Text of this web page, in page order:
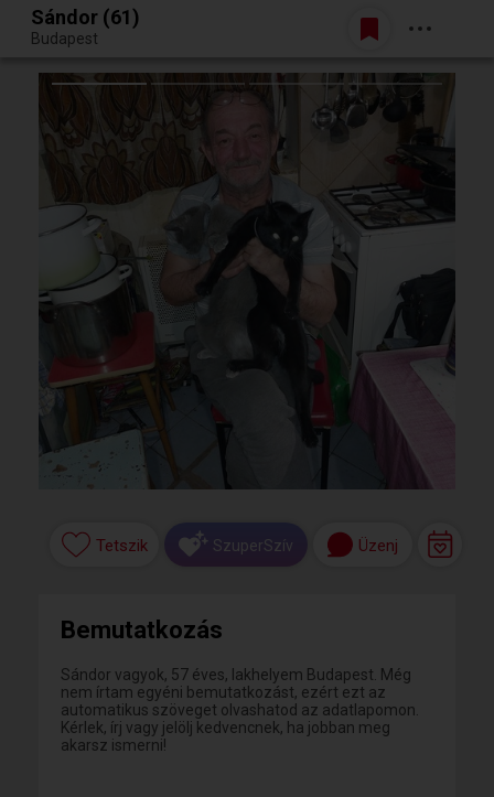
Egy jó randiból bármi lehet.
Belépés
Sándor (61)
Budapest
Tetszik SzuperSzív Üzenj
Bemutatkozás
Sándor vagyok, 57 éves, lakhelyem Budapest. Még
nem írtam egyéni bemutatkozást, ezért ezt az
automatikus szöveget olvashatod az adatlapomon.
Kérlek, írj vagy jelölj kedvencnek, ha jobban meg
akarsz ismerni!